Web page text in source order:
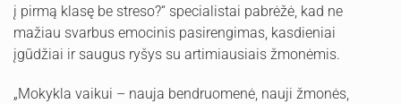
į pirmą klasę be streso?“ specialistai pabrėžė, kad ne
mažiau svarbus emocinis pasirengimas, kasdieniai
įgūdžiai ir saugus ryšys su artimiausiais žmonėmis.
„Mokykla vaikui – nauja bendruomenė, nauji žmonės,